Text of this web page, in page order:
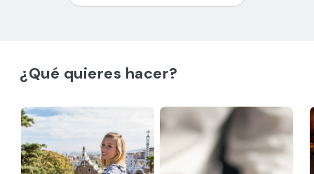
¿Qué quieres hacer?